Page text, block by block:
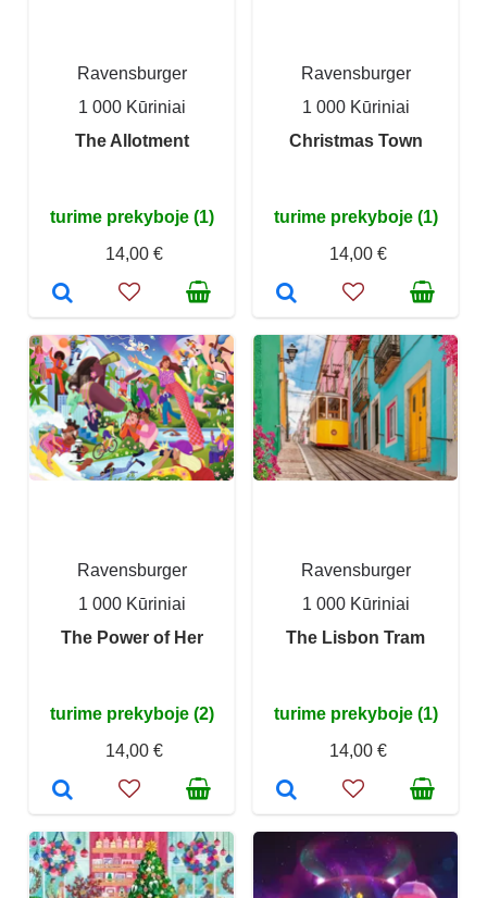
Ravensburger
1 000 Kūriniai
The Allotment
turime prekyboje (1)
14,00 €
Ravensburger
1 000 Kūriniai
Christmas Town
turime prekyboje (1)
14,00 €
Ravensburger
1 000 Kūriniai
The Power of Her
turime prekyboje (2)
14,00 €
Ravensburger
1 000 Kūriniai
The Lisbon Tram
turime prekyboje (1)
14,00 €